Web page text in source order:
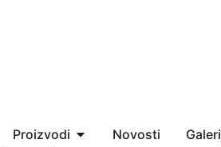
Proizvodi Novosti